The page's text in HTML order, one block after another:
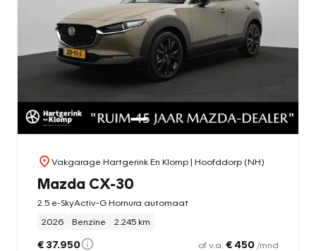
Vakgarage Hartgerink En Klomp| Hoofddorp (NH)
Mazda CX-30
2.5 e-SkyActiv-G Homura automaat
2026
Benzine 2.245 km
€ 37.950 of v.a. € 450 /mnd